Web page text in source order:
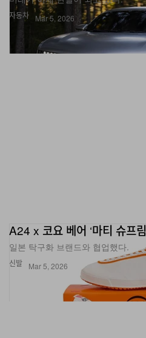
자동차 Mar 5, 2026
신발
A24 x 코요 베어 ‘마티 슈프
일본 탁구화 브랜드와 협업했다.
Mar 5, 2026